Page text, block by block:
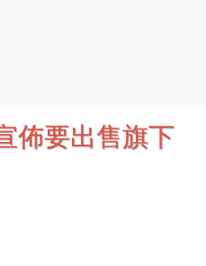
佈要出售旗下